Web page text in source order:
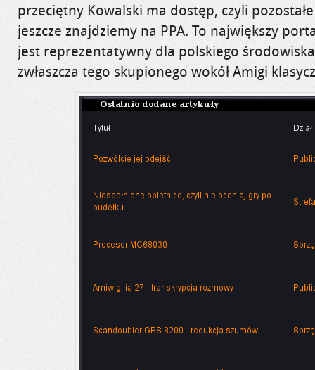
przeciętny Kowalski ma dostęp, czyli
jeszcze znajdziemy na PPA. To największy
jest reprezentatywny dla polskiego
zwłaszcza tego skupionego wokół Amigi